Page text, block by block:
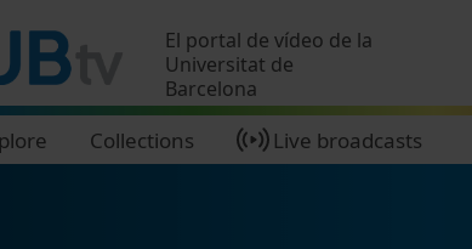
El portal de vídeo de la
Universitat de
Barcelona
Collections Live broadcasts